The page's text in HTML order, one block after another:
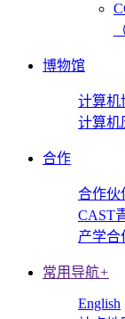
博物馆
计算机
计算机
合作
合作伙
CAST
产学合
常用导航+
English